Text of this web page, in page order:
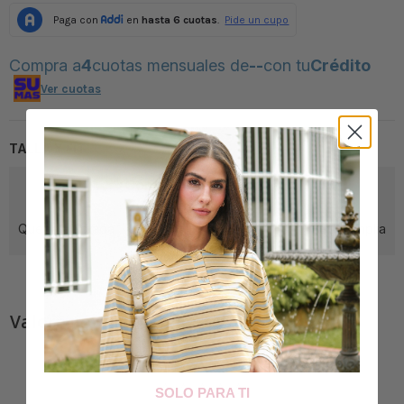
Compra a4cuotas mensuales de--con tuCrédito
Ver cuotas
TALLA Y FIT
¿Cómo viene la prenda?
Queda ajustada Literal la talla Queda amplia
Valoración de los clientes
SOLO PARA TI